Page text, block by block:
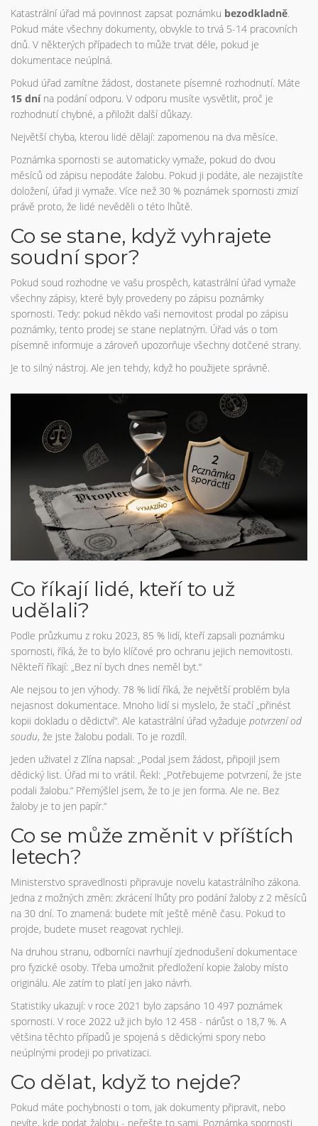
Katastrální úřad má povinnost zapsat poznámku bezodkladně.
Pokud máte všechny dokumenty, obvykle to trvá 5-14 pracovních
dnů. V některých případech to může trvat déle, pokud je
dokumentace neúplná.
Pokud úřad zamítne žádost, dostanete písemné rozhodnutí. Máte
15 dnína podání odporu. V odporu musíte vysvětlit, proč je
rozhodnutí chybné, a přiložit další důkazy.
Největší chyba, kterou lidé dělají: zapomenou na dva měsíce.
Poznámka spornosti se automaticky vymaže, pokud do dvou
měsíců od zápisu nepodáte žalobu. Pokud ji podáte, ale nezajistíte
doložení, úřad ji vymaže. Více než 30 % poznámek spornosti zmizí
právě proto, že lidé nevěděli o této lhůtě.
Co se stane, když vyhrajete
soudní spor?
Pokud soud rozhodne ve vašu prospěch, katastrální úřad vymaže
všechny zápisy, které byly provedeny po zápisu poznámky
spornosti. Tedy: pokud někdo vaši nemovitost prodal po zápisu
poznámky, tento prodej se stane neplatným. Úřad vás o tom
písemně informuje a zároveň upozorňuje všechny dotčené strany.
Je to silný nástroj. Ale jen tehdy, když ho použijete správně.
Co říkají lidé, kteří to už
udělali?
Podle průzkumu z roku 2023, 85 % lidí, kteří zapsali poznámku
spornosti, říká, že to bylo klíčové pro ochranu jejich nemovitosti.
Někteří říkají: „Bez ní bych dnes neměl byt.“
Ale nejsou to jen výhody. 78 % lidí říká, že největší problém byla
nejasnost dokumentace. Mnoho lidí si myslelo, že stačí „přinést
kopii dokladu o dědictví“. Ale katastrální úřad vyžaduje potvrzení od
soudu, že jste žalobu podali. To je rozdíl.
Jeden uživatel z Zlína napsal: „Podal jsem žádost, připojil jsem
dědický list. Úřad mi to vrátil. Řekl: „Potřebujeme potvrzení, že jste
podali žalobu.“ Přemýšlel jsem, že to je jen forma. Ale ne. Bez
žaloby je to jen papír.“
Co se může změnit v příštích
letech?
Ministerstvo spravedlnosti připravuje novelu katastrálního zákona.
Jedna z možných změn: zkrácení lhůty pro podání žaloby z 2 měsíců
na 30 dní. To znamená: budete mít ještě méně času. Pokud to
projde, budete muset reagovat rychleji.
Na druhou stranu, odborníci navrhují zjednodušení dokumentace
pro fyzické osoby. Třeba umožnit předložení kopie žaloby místo
originálu. Ale zatím to platí jen jako návrh.
Statistiky ukazují: v roce 2021 bylo zapsáno 10 497 poznámek
spornosti. V roce 2022 už jich bylo 12 458 - nárůst o 18,7 %. A
většina těchto případů je spojená s dědickými spory nebo
neúplnými prodeji po privatizaci.
Co dělat, když to nejde?
Pokud máte pochybnosti o tom, jak dokumenty připravit, nebo
nevíte, kde podat žalobu - neřešte to sami. Poznámka spornosti